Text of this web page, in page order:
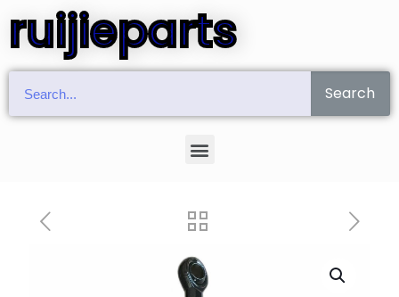
ruijieparts
Search